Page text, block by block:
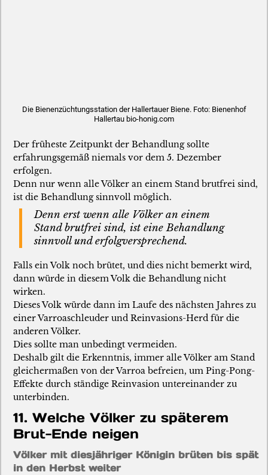
Die Bienenzüchtungsstation der Hallertauer Biene. Foto: Bienenhof
Hallertau bio-honig.com
Der früheste Zeitpunkt der Behandlung sollte
erfahrungsgemäß niemals vor dem 5. Dezember
erfolgen.
Denn nur wenn alle Völker an einem Stand brutfrei sind,
ist die Behandlung sinnvoll möglich.
Denn erst wenn alle Völker an einem
Stand brutfrei sind, ist eine Behandlung
sinnvoll und erfolgversprechend.
Falls ein Volk noch brütet, und dies nicht bemerkt wird,
dann würde in diesem Volk die Behandlung nicht
wirken.
Dieses Volk würde dann im Laufe des nächsten Jahres zu
einer Varroaschleuder und Reinvasions-Herd für die
anderen Völker.
Dies sollte man unbedingt vermeiden.
Deshalb gilt die Erkenntnis, immer alle Völker am Stand
gleichermaßen von der Varroa befreien, um Ping-Pong-
Effekte durch ständige Reinvasion untereinander zu
unterbinden.
11. Welche Völker zu späterem
Brut-Ende neigen
Völker mit diesjähriger Königin brüten bis spät
in den Herbst weiter